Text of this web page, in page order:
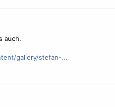
auch.
gallery/stefan-...